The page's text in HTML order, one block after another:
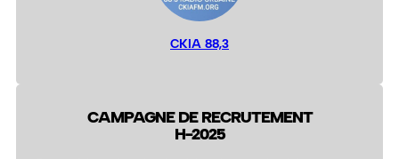
CKIA 88,3
CAMPAGNE DE RECRUTEMENT
H-2025